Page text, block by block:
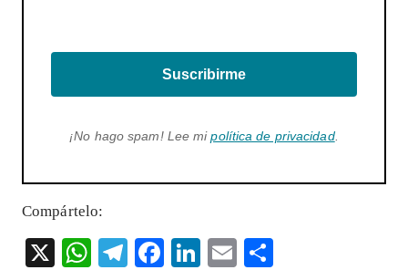
Suscribirme
¡No hago spam! Lee mipolítica de privacidad.
Compártelo:
X
W T
F
Li E